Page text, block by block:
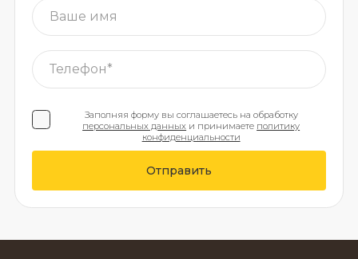
Заполняя форму вы соглашаетесь на обработку
персональных данных и принимаете политику
конфиденциальности
Отправить